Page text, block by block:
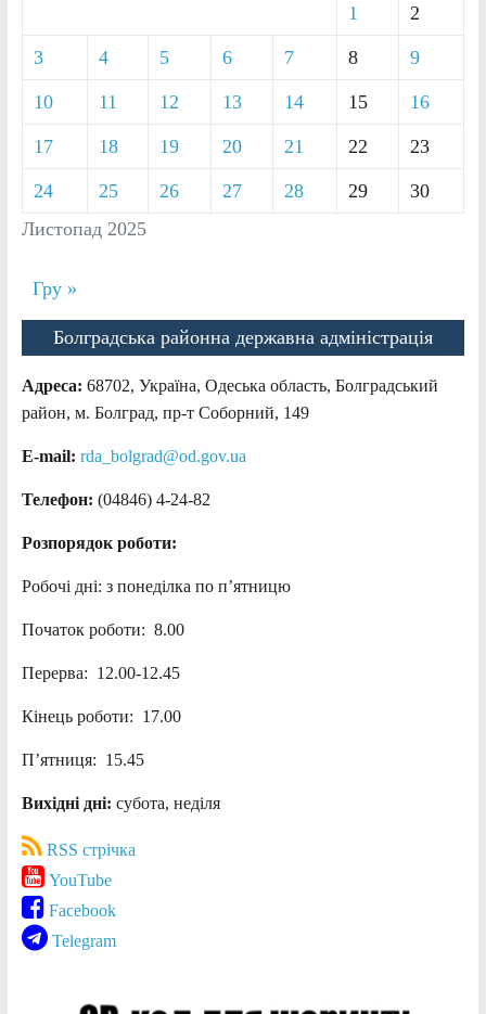
Листопад 2025
1 2
3 4 5 6 7 8 9
10 11 12 13 14 15 16
17 18 19 20 21 22 23
24 25 26 27 28 29 30
Гру »
Болградська районна державна адміністрація
Адреса: 68702, Україна, Одеська область, Болградський
район, м. Болград, пр-т Соборний, 149
E-mail: rda_bolgrad@od.gov.ua
Телефон: (04846) 4-24-82
Розпорядок роботи:
Робочі дні: з понеділка по п’ятницю
Початок роботи: 8.00
Перерва: 12.00-12.45
Кінець роботи: 17.00
П’ятниця: 15.45
Вихідні дні: субота, неділя
RSS стрічка
YouTube
Facebook
Telegram